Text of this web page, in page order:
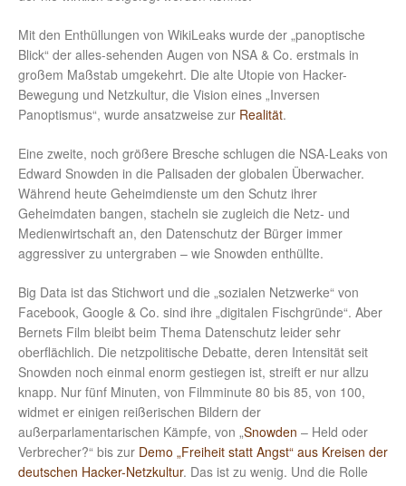
Mit den Enthüllungen von WikiLeaks wurde der „panoptische
Blick“ der alles-sehenden Augen von NSA & Co. erstmals in
großem Maßstab umgekehrt. Die alte Utopie von Hacker-
Bewegung und Netzkultur, die Vision eines „Inversen
Panoptismus“, wurde ansatzweise zur Realität.
Eine zweite, noch größere Bresche schlugen die NSA-Leaks von
Edward Snowden in die Palisaden der globalen Überwacher.
Während heute Geheimdienste um den Schutz ihrer
Geheimdaten bangen, stacheln sie zugleich die Netz- und
Medienwirtschaft an, den Datenschutz der Bürger immer
aggressiver zu untergraben – wie Snowden enthüllte.
Big Data ist das Stichwort und die „sozialen Netzwerke“ von
Facebook, Google & Co. sind ihre „digitalen Fischgründe“. Aber
Bernets Film bleibt beim Thema Datenschutz leider sehr
oberflächlich. Die netzpolitische Debatte, deren Intensität seit
Snowden noch einmal enorm gestiegen ist, streift er nur allzu
knapp. Nur fünf Minuten, von Filmminute 80 bis 85, von 100,
widmet er einigen reißerischen Bildern der
außerparlamentarischen Kämpfe, von „Snowden – Held oder
Verbrecher?“ bis zur Demo „Freiheit statt Angst“ aus Kreisen der
deutschen Hacker-Netzkultur. Das ist zu wenig. Und die Rolle